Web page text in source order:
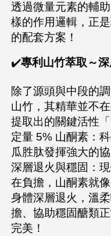
透過微量元素的輔
樣的作用邏輯，正
的配套方案！
✔️專利山竹萃取～
除了源頭與中段的
山竹，其精華並不
提取出的關鍵活性
定量 5% 山酮素：
瓜胜肽發揮強大的協
深層退火與穩固：
在負擔，山酮素就
身體深層退火，溫
擔、協助穩固醣類
完美！